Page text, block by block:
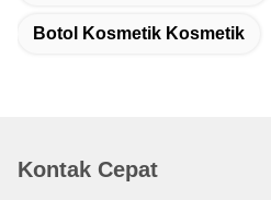
Botol Kosmetik Kosmetik
Kontak Cepat